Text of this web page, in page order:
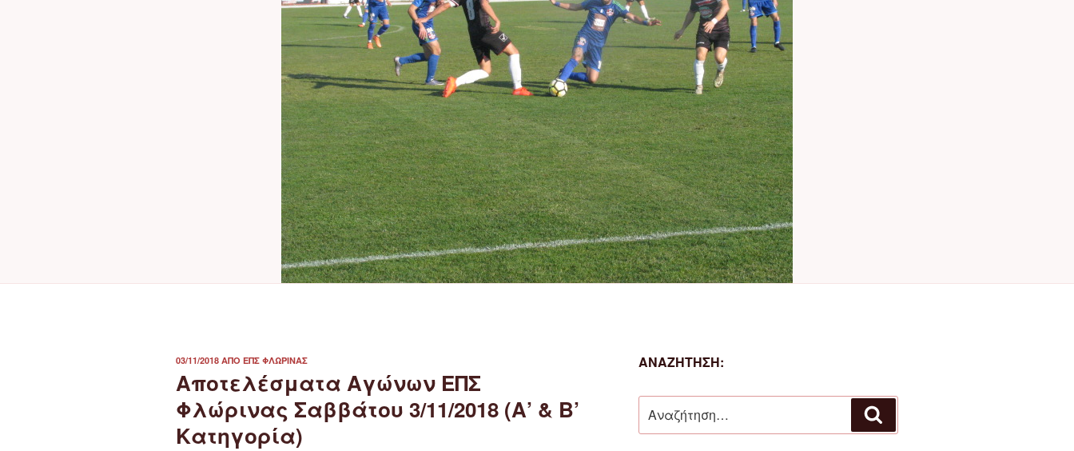
ΔΗΜΟΣΙΕΎΤΗΚΕ
03/11/2018 ΑΠΌ ΕΠΣ ΦΛΏΡΙΝΑΣ
Αποτελέσματα Αγώνων ΕΠΣ
Φλώρινας Σαββάτου 3/11/2018 (Α’ & Β’
Κατηγορία)
ΑΝΑΖΉΤΗΣΗ:
για: